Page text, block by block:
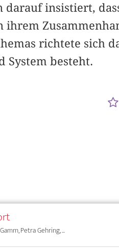
insistiert,
richtete sich
System besteht.
Petra Gehring, ...